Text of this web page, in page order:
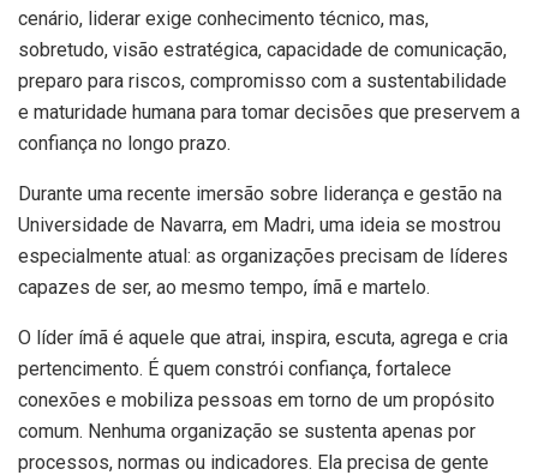
cenário, liderar exige conhecimento técnico, mas,
sobretudo, visão estratégica, capacidade de comunicação,
preparo para riscos, compromisso com a sustentabilidade
e maturidade humana para tomar decisões que preservem a
confiança no longo prazo.
Durante uma recente imersão sobre liderança e gestão na
Universidade de Navarra, em Madri, uma ideia se mostrou
especialmente atual: as organizações precisam de líderes
capazes de ser, ao mesmo tempo, ímã e martelo.
O líder ímã é aquele que atrai, inspira, escuta, agrega e cria
pertencimento. É quem constrói confiança, fortalece
conexões e mobiliza pessoas em torno de um propósito
comum. Nenhuma organização se sustenta apenas por
processos, normas ou indicadores. Ela precisa de gente